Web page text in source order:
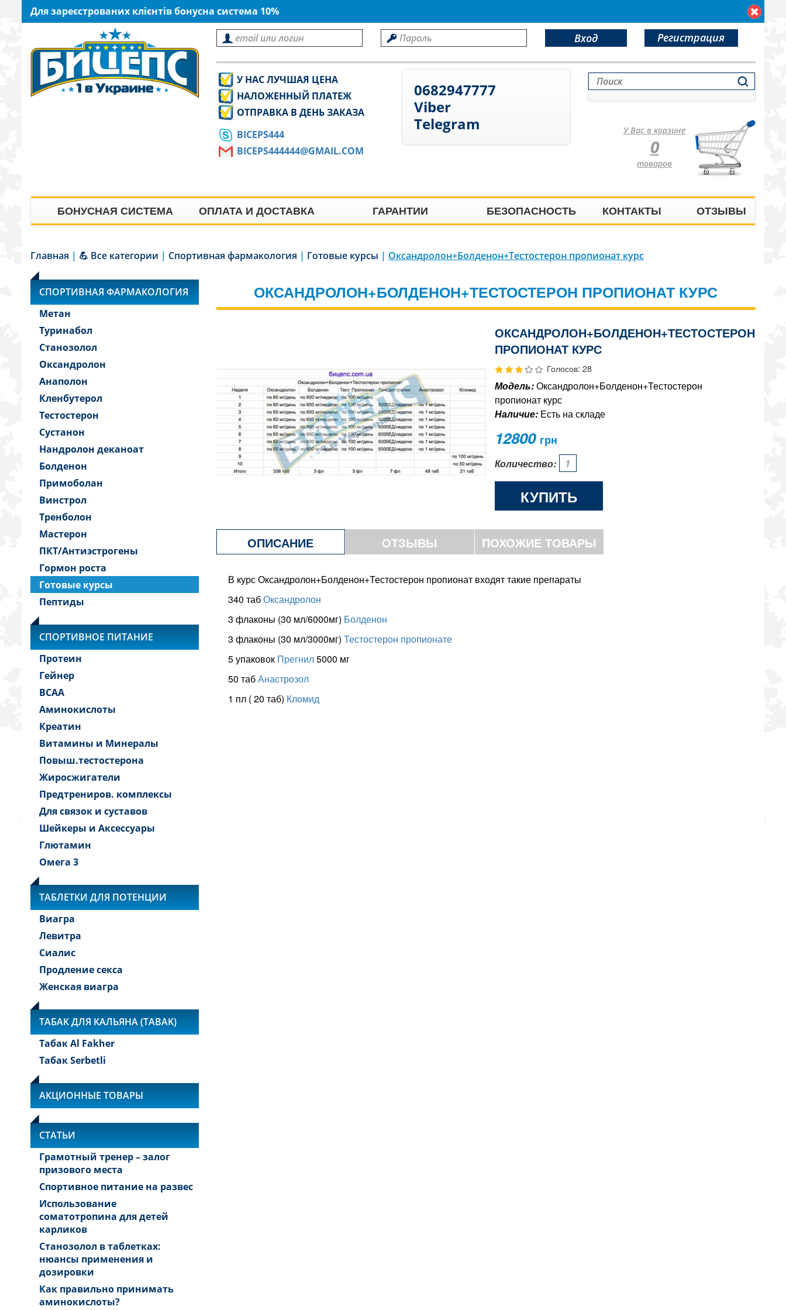
Для зареєстрованих клієнтів бонусна система 10%
Вход Регистрация
У НАС ЛУЧШАЯ ЦЕНА
НАЛОЖЕННЫЙ ПЛАТЕЖ
ОТПРАВКА В ДЕНЬ ЗАКАЗА
BICEPS444
BICEPS444444@GMAIL.COM
0682947777
Viber
Telegram
У Вас в корзине
0
товаров
БОНУСНАЯ СИСТЕМА ОПЛАТА И ДОСТАВКА ГАРАНТИИ БЕЗОПАСНОСТЬ КОНТАКТЫ ОТЗЫВЫ
Главная | 💪 Все категории | Спортивная фармакология | Готовые курсы | Оксандролон+Болденон+Тестостерон пропионат курс
СПОРТИВНАЯ ФАРМАКОЛОГИЯ
Метан
Туринабол
Станозолол
Оксандролон
Анаполон
Кленбутерол
Тестостерон
Сустанон
Нандролон деканоат
Болденон
Примоболан
Винстрол
Тренболон
Мастерон
ПКТ/Антиэстрогены
Гормон роста
Готовые курсы
Пептиды
СПОРТИВНОЕ ПИТАНИЕ
Протеин
Гейнер
BCAA
Аминокислоты
Креатин
Витамины и Минералы
Повыш.тестостерона
Жиросжигатели
Предтрениров. комплексы
Для связок и суставов
Шейкеры и Аксессуары
Глютамин
Омега 3
ТАБЛЕТКИ ДЛЯ ПОТЕНЦИИ
Виагра
Левитра
Сиалис
Продление секса
Женская виагра
ТАБАК ДЛЯ КАЛЬЯНА (TABAK)
Табак Al Fakher
Табак Serbetli
АКЦИОННЫЕ ТОВАРЫ
СТАТЬИ
Грамотный тренер – залог
призового места
Спортивное питание на развес
Использование
соматотропина для детей
карликов
Станозолол в таблетках:
нюансы применения и
дозировки
Как правильно принимать
аминокислоты?
ОКСАНДРОЛОН+БОЛДЕНОН+ТЕСТОСТЕРОН ПРОПИОНАТ КУРС
ОКСАНДРОЛОН+БОЛДЕНОН+ТЕСТОСТЕРОН
ПРОПИОНАТ КУРС
Голосов: 28
Модель:Оксандролон+Болденон+Тестостерон
пропионат курс
Наличие:Есть на складе
12800 грн
Количество:
КУПИТЬ
ОПИСАНИЕ ОТЗЫВЫ ПОХОЖИЕ ТОВАРЫ
В курс Оксандролон+Болденон+Тестостерон пропионат входят такие препараты
340 табОксандролон
3 флаконы (30 мл/6000мг) Болденон
3 флаконы (30 мл/3000мг) Тестостерон пропионате
5 упаковок Прегнил5000 мг
50 табАнастрозол
1 пл ( 20 таб) Кломид